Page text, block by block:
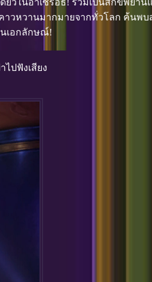
ยวในอาเซรอธ! ร่วมเป็นสักขีพยา
วหวานมากมายจากทั่วโลก ค้นพ
เอกลักษณ์!
ปฟังเสียง